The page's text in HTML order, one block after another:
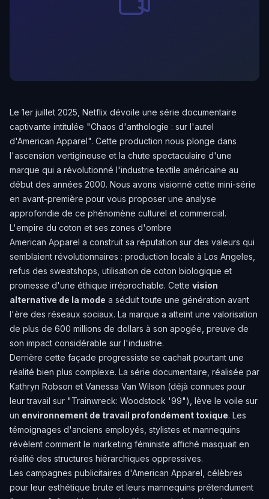
Le 1er juillet 2025, Netflix dévoile une série documentaire
captivante intitulée "Chaos d'anthologie : sur l'autel
d'American Apparel". Cette production nous plonge dans
l'ascension vertigineuse et la chute spectaculaire d'une
marque qui a révolutionné l'industrie textile américaine au
début des années 2000. Nous avons visionné cette mini-série
en avant-première pour vous proposer une analyse
approfondie de ce phénomène culturel et commercial.
L'empire du coton et ses zones d'ombre
American Apparel a construit sa réputation sur des valeurs qui
semblaient révolutionnaires : production locale à Los Angeles,
refus des sweatshops, utilisation de coton biologique et
promesse d'une éthique irréprochable. Cette vision
alternative de la mode a séduit toute une génération avant
l'ère des réseaux sociaux. La marque a atteint une valorisation
de plus de 600 millions de dollars à son apogée, preuve de
son impact considérable sur l'industrie.
Derrière cette façade progressiste se cachait pourtant une
réalité bien plus complexe. La série documentaire, réalisée par
Kathryn Robson et Vanessa Van Wilson (déjà connues pour
leur travail sur "Trainwreck: Woodstock '99"), lève le voile sur
un environnement de travail profondément toxique. Les
témoignages d'anciens employés, stylistes et mannequins
révèlent comment le marketing féministe affiché masquait en
réalité des structures hiérarchiques oppressives.
Les campagnes publicitaires d'American Apparel, célèbres
pour leur esthétique brute et leurs mannequins prétendument